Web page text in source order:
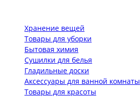
Хранение вещей
Товары для уборки
Бытовая химия
Сушилки для белья
Гладильные доски
Аксессуары для ванной комнаты
Товары для красоты